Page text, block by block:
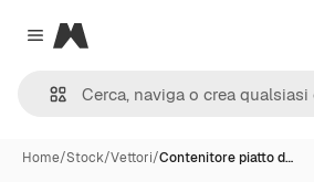
Close menu
Magnific
Home/Stock/Vettori/Contenitore piatto d…